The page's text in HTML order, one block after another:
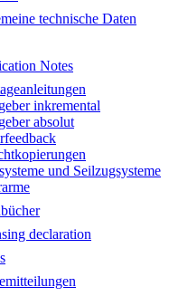
technische Daten
Notes
inkremental
absolut
und Seilzugsysteme
declaration